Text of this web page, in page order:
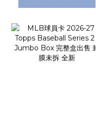
Box 官方認證 親簽
球棒 盲盒 封膜未拆
官網限定 全新